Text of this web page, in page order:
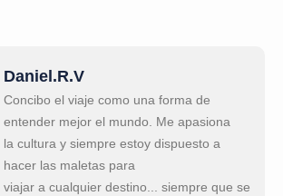
Daniel.R.V
Concibo el viaje como una forma de
entender mejor el mundo. Me apasiona
la cultura y siempre estoy dispuesto a
hacer las maletas para
viajar a cualquier destino... siempre que se